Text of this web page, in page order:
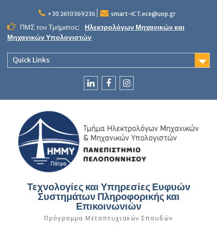
content
+30 2610369236 smart-ICT.ece@uop.gr
ΠΜΣ του Τμήματος:
Ηλεκτρολόγων Μηχανικών και
Μηχανικών Υπολογιστών
Quick Links
Τεχνολογίες και Υπηρεσίες Ευφυών
Συστημάτων Πληροφορικής και
Επικοινωνιών
Πρόγραμμα Μεταπτυχιακών Σπουδών